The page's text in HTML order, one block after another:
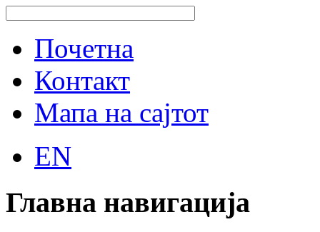
Почетна
Контакт
Мапа на сајтот
EN
Главна навигација